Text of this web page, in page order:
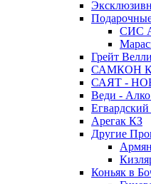
СИС
Грейт
САМКОН
САЯТ -
Веди -
Арегак КЗ
Другие
Коньяк в